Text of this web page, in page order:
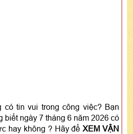
có tin vui trong công việc? Bạn
biết ngày 7 tháng 6 năm 2026 có
hay không ? Hãy đểXEM VẬN